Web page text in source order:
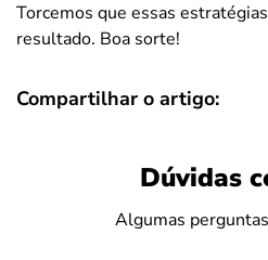
Torcemos que essas
resultado. Boa sorte!
Compartilhar o artigo:
Dúvidas
Algumas